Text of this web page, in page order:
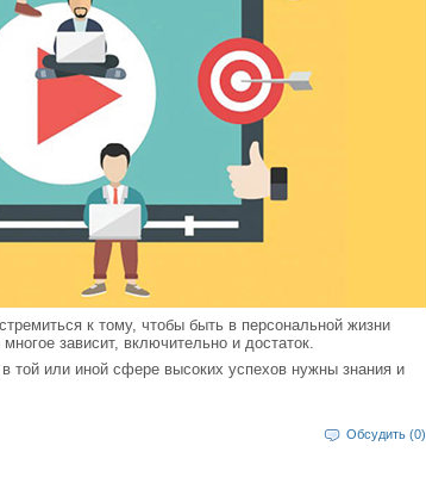
к тому, чтобы быть в персональной жизни
зависит, включительно и достаток.
в той или иной сфере высоких успехов нужны знания и
Обсудить (0)